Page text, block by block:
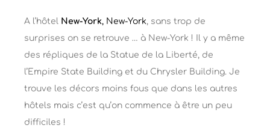
A l’hôtel New-York, New-York, sans trop de
surprises on se retrouve … à New-York ! Il y a même
des répliques de la Statue de la Liberté, de
l’Empire State Building et du Chrysler Building. Je
trouve les décors moins fous que dans les autres
hôtels mais c’est qu’on commence à être un peu
difficiles !